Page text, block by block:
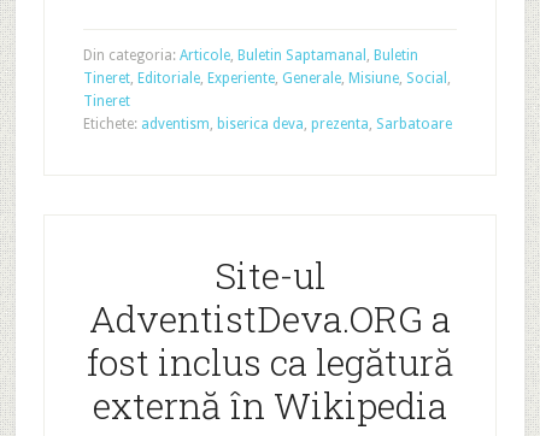
Din categoria: Articole, Buletin Saptamanal , Buletin
Tineret, Editoriale, Experiente, Generale, Misiune, Social ,
Tineret
Etichete: adventism, biserica deva, prezenta, Sarbatoare
Site-ul
AdventistDeva.ORG a
fost inclus ca legătură
externă în Wikipedia